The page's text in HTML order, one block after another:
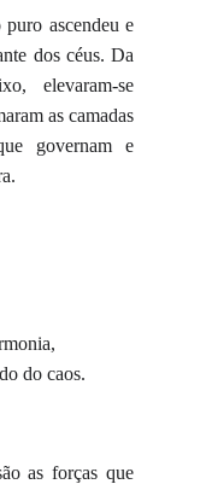
ascendeu e
dos céus. Da
elevaram-se
as camadas
governam e
do caos.
as forças que